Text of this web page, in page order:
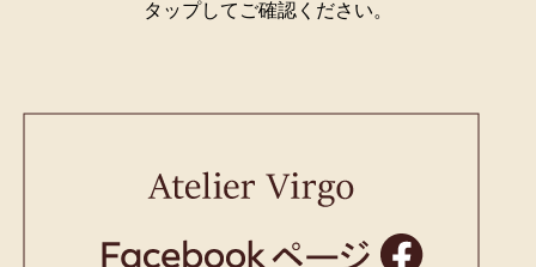
タップしてご確認ください。